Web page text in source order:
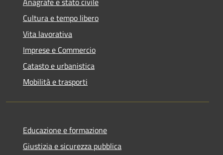
Cultura e tempo libero
Vita lavorativa
Imprese e Commercio
Catasto e urbanistica
Mobilità e trasporti
Educazione e formazione
Giustizia e sicurezza pubblica